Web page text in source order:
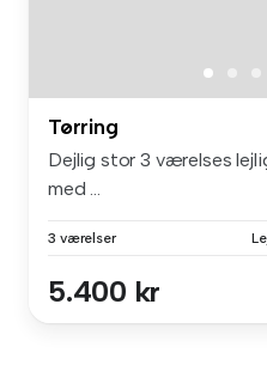
Tørring
Dejlig stor 3 værelses
med ...
3 værelser
5.400 kr